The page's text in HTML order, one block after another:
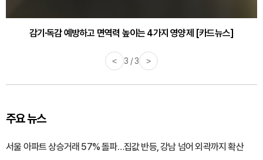
감기·독감 예방하고 면역력 높이는 4가지 영양제 [카드뉴스]
< 3 / 3 >
주요 뉴스
서울 아파트 상승거래 57% 돌파…집값 반등, 강남 넘어 외곽까지 확산